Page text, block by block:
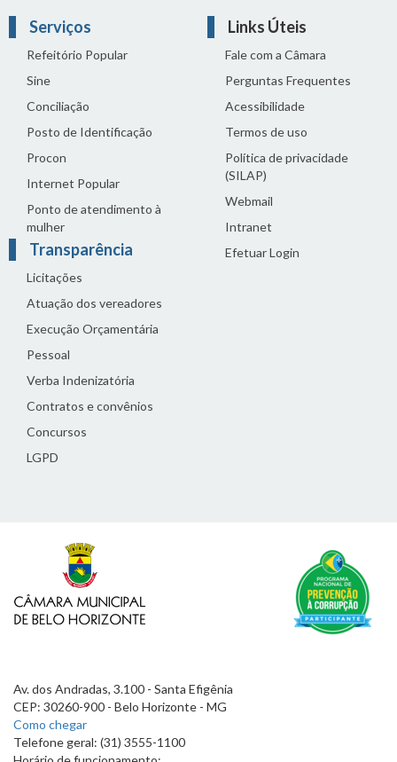
Serviços
Refeitório Popular
Sine
Conciliação
Posto de Identificação
Procon
Internet Popular
Ponto de atendimento à
mulher
Transparência
Licitações
Atuação dos vereadores
Execução Orçamentária
Pessoal
Verba Indenizatória
Contratos e convênios
Concursos
LGPD
Links Úteis
Fale com a Câmara
Perguntas Frequentes
Acessibilidade
Termos de uso
Política de privacidade
(SILAP)
Webmail
Intranet
Efetuar Login
Av. dos Andradas, 3.100 - Santa Efigênia
CEP: 30260-900 - Belo Horizonte - MG
Como chegar
Telefone geral: (31) 3555-1100